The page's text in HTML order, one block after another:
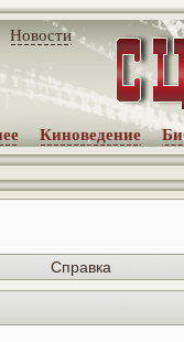
Новости
Киноведение
Справка